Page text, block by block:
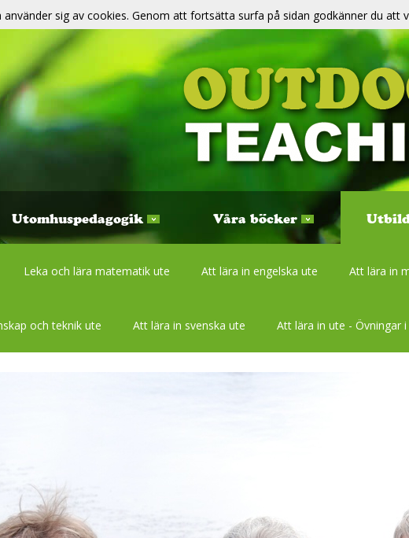
Utomhuspedagogik Våra böcker
Leka och lära matematik ute Att lära in engelska ute Att lära in
och teknik ute Att lära in svenska ute Att lära in ute - Övningar
använder sig av cookies. Genom att fortsätta surfa på sidan godkänner du att